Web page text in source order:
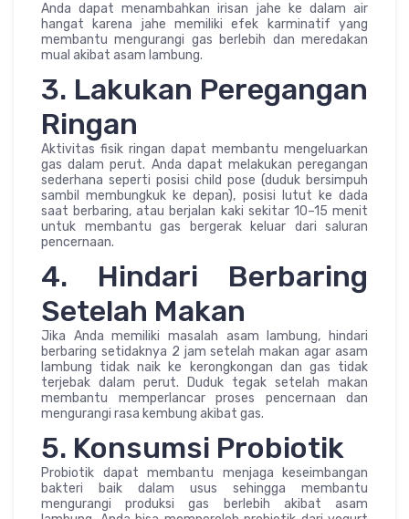
Anda dapat menambahkan irisan jahe ke dalam air
hangat karena jahe memiliki efek karminatif yang
membantu mengurangi gas berlebih dan meredakan
mual akibat asam lambung.
3. Lakukan Peregangan
Ringan
Aktivitas fisik ringan dapat membantu mengeluarkan
gas dalam perut. Anda dapat melakukan peregangan
sederhana seperti posisi child pose (duduk bersimpuh
sambil membungkuk ke depan), posisi lutut ke dada
saat berbaring, atau berjalan kaki sekitar 10–15 menit
untuk membantu gas bergerak keluar dari saluran
pencernaan.
4. Hindari Berbaring
Setelah Makan
Jika Anda memiliki masalah asam lambung, hindari
berbaring setidaknya 2 jam setelah makan agar asam
lambung tidak naik ke kerongkongan dan gas tidak
terjebak dalam perut. Duduk tegak setelah makan
membantu memperlancar proses pencernaan dan
mengurangi rasa kembung akibat gas.
5. Konsumsi Probiotik
Probiotik dapat membantu menjaga keseimbangan
bakteri baik dalam usus sehingga membantu
mengurangi produksi gas berlebih akibat asam